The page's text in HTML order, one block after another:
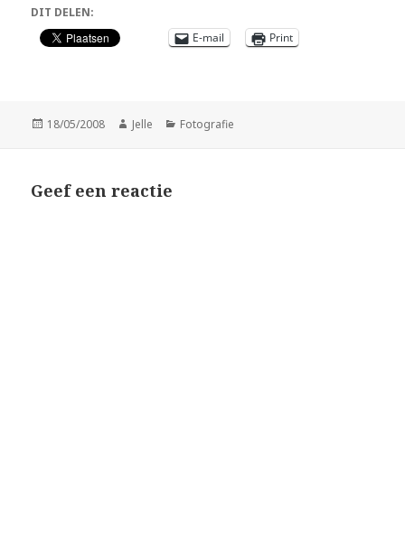
DIT DELEN:
E-mail
Print
Geplaatst
18/05/2008 Auteur
Jelle Categorieën
Fotografie
Geef een reactie